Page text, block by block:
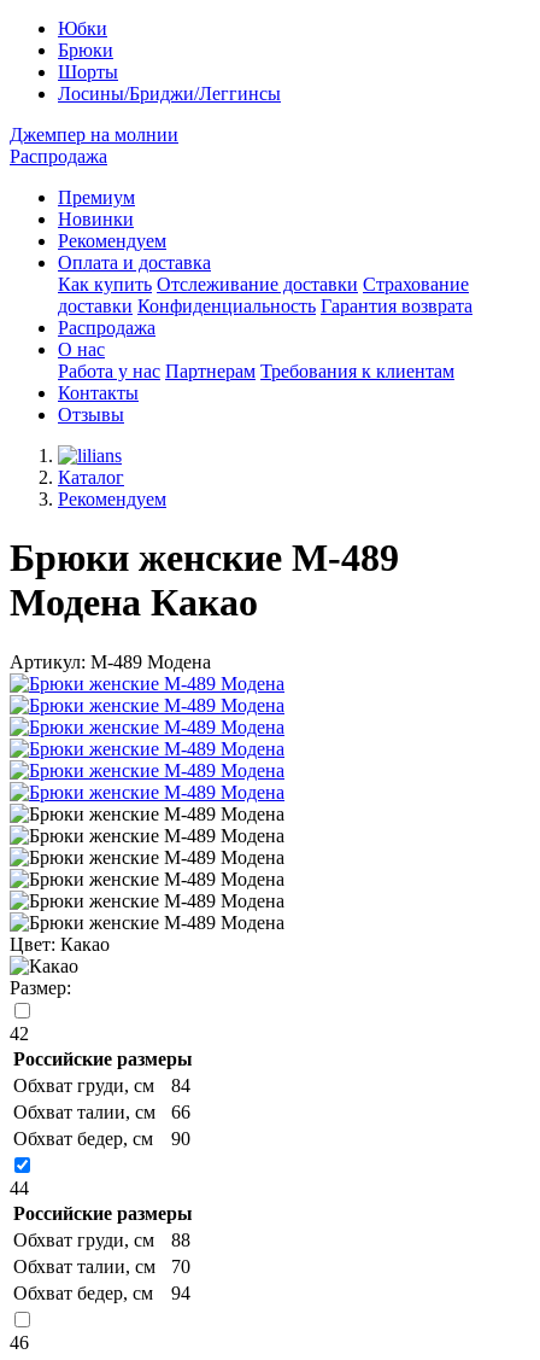
Юбки
Брюки
Шорты
Лосины/Бриджи/Леггинсы
Джемпер на молнии
Распродажа
Премиум
Новинки
Рекомендуем
Оплата и доставка
Как купить Отслеживание доставки Страхование
доставки Конфиденциальность Гарантия возврата
Распродажа
О нас
Работа у нас Партнерам Требования к клиентам
Контакты
Отзывы
Каталог
Рекомендуем
Брюки женские М-489
Модена Какао
Артикул: М-489 Модена
Цвет: Какао
Размер:
42
Российские размеры
Обхват груди, см
84
Обхват талии, см
66
Обхват бедер, см
90
44
Российские размеры
Обхват груди, см
88
Обхват талии, см
70
Обхват бедер, см
94
46